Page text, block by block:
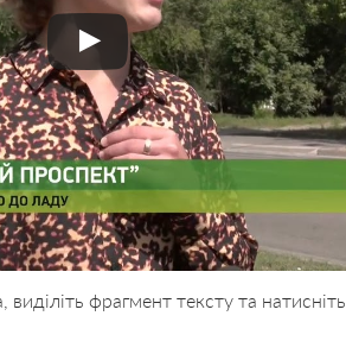
фрагмент тексту та натисніть